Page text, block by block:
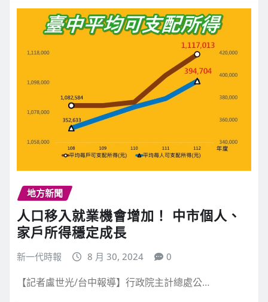
地方新聞
人口移入就業機會增加！ 中市個人、
家戶所得穩定成長
新一代時報 8 月 30, 2024 0
【記者盧世光/台中報導】行政院主計總處公…